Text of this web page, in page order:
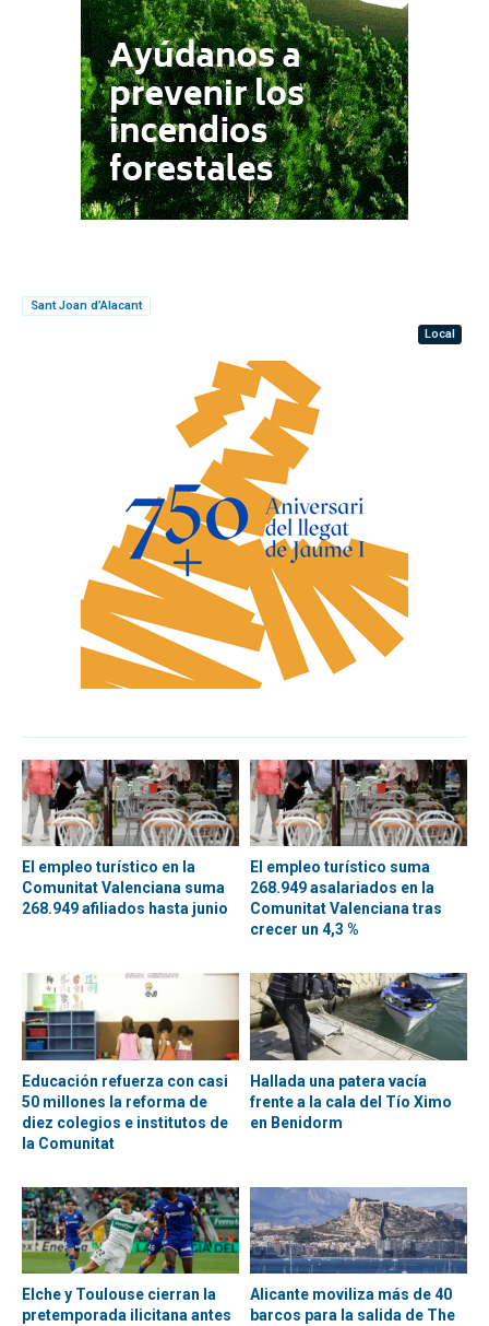
Sant Joan d’Alacant
Local
El empleo turístico en la
Comunitat Valenciana suma
268.949 afiliados hasta junio
El empleo turístico suma
268.949 asalariados en la
Comunitat Valenciana tras
crecer un 4,3 %
Educación refuerza con casi
50 millones la reforma de
diez colegios e institutos de
la Comunitat
Hallada una patera vacía
frente a la cala del Tío Ximo
en Benidorm
Elche y Toulouse cierran la
pretemporada ilicitana antes
Alicante moviliza más de 40
barcos para la salida de The